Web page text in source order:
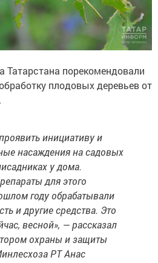
Татарстана порекомендовали
плодовых деревьев от
инициативу и
насаждения на садовых
у дома.
для этого
году обрабатывали
и другие средства. Это
весной», — рассказал
охраны и защиты
РТ Анас